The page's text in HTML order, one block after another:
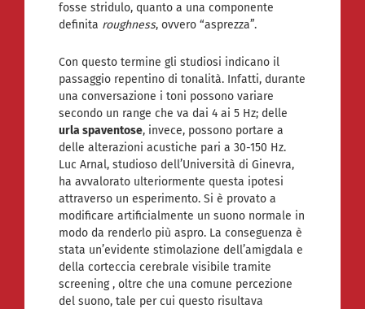
fosse stridulo, quanto a una componente
definita roughness, ovvero “asprezza”.
Con questo termine gli studiosi indicano il
passaggio repentino di tonalità. Infatti, durante
una conversazione i toni possono variare
secondo un range che va dai 4 ai 5 Hz; delle
urla spaventose, invece, possono portare a
delle alterazioni acustiche pari a 30-150 Hz.
Luc Arnal, studioso dell’Università di Ginevra,
ha avvalorato ulteriormente questa ipotesi
attraverso un esperimento. Si è provato a
modificare artificialmente un suono normale in
modo da renderlo più aspro. La conseguenza è
stata un’evidente stimolazione dell’amigdala e
della corteccia cerebrale visibile tramite
screening , oltre che una comune percezione
del suono, tale per cui questo risultava